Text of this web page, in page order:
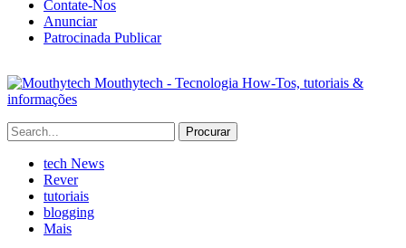
Contate-Nos
Anunciar
Patrocinada Publicar
Mouthytech - Tecnologia How-Tos, tutoriais &
informações
tech News
Rever
tutoriais
blogging
Mais